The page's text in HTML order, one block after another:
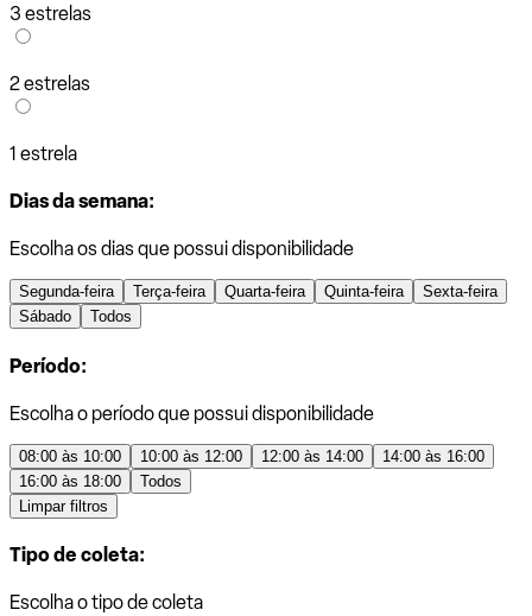
3 estrelas
2 estrelas
1 estrela
Dias da semana:
Escolha os dias que possui disponibilidade
Segunda-feira Terça-feira Quarta-feira Quinta-feira
Sexta-feira
Sábado
Todos
Período:
Escolha o período que possui disponibilidade
08:00 às 10:00 10:00 às 12:00 12:00 às 14:00
14:00 às 16:00
16:00 às 18:00
Todos
Limpar filtros
Tipo de coleta:
Escolha o tipo de coleta